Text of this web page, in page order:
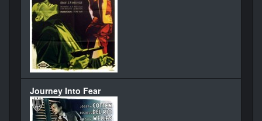
Journey Into Fear